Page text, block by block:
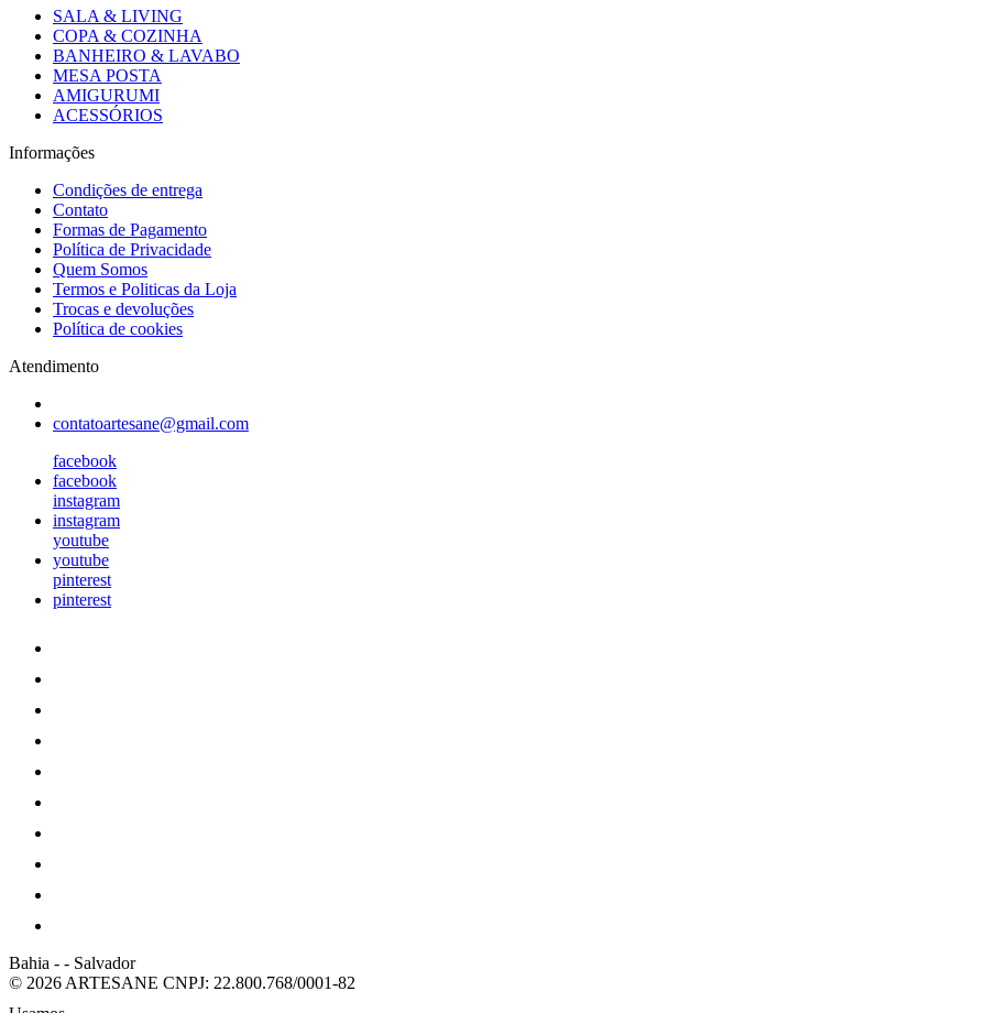
SALA & LIVING
COPA & COZINHA
BANHEIRO & LAVABO
MESA POSTA
AMIGURUMI
ACESSÓRIOS
Informações
Condições de entrega
Contato
Formas de Pagamento
Política de Privacidade
Quem Somos
Termos e Politicas da Loja
Trocas e devoluções
Política de cookies
Atendimento
contatoartesane@gmail.com
facebook
facebook
instagram
instagram
youtube
youtube
pinterest
pinterest
Bahia - - Salvador
© 2026 ARTESANE CNPJ: 22.800.768/0001-82